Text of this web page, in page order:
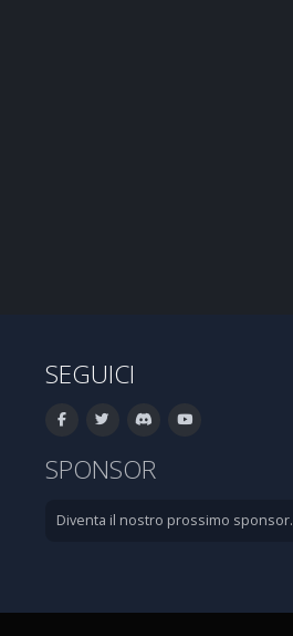
SEGUICI
SPONSOR
Diventa il nostro prossimo sponsor.